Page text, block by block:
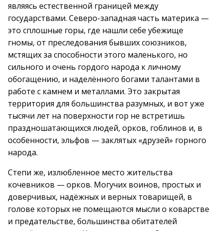
являясь естественной границей между
государствами. Северо-западная часть материка —
это сплошные горы, где нашли себе убежище
гномы, от преследования бывших союзников,
мстящих за способности этого маленького, но
сильного и очень гордого народа к личному
обогащению, и наделённого богами талантами в
работе с камнем и металлами. Это закрытая
территория для большинства разумных, и вот уже
тысячи лет на поверхности гор не встретишь
праздношатающихся людей, орков, гоблинов и, в
особенности, эльфов — заклятых «друзей» горного
народа.
Степи же, излюбленное место жительства
кочевников — орков. Могучих воинов, простых и
доверчивых, надёжных и верных товарищей, в
голове которых не помещаются мысли о коварстве
и предательстве, большинства обитателей